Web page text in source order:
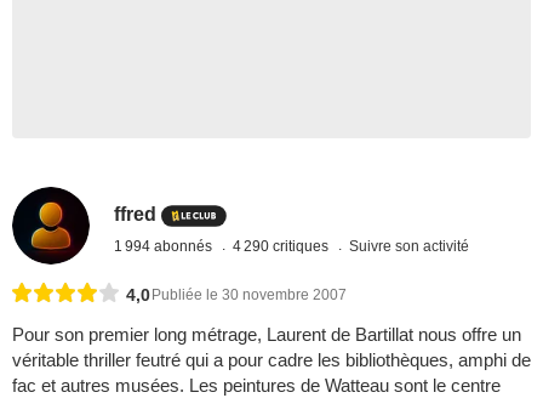
ffred
1 994 abonnés 4 290 critiques Suivre son activité
4,0 Publiée le 30 novembre 2007
Pour son premier long métrage, Laurent de Bartillat nous offre un
véritable thriller feutré qui a pour cadre les bibliothèques, amphi de
fac et autres musées. Les peintures de Watteau sont le centre